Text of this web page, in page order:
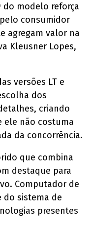
do modelo reforça
consumidor
agregam valor na
Kleusner Lopes,
versões LT e
dos
criando
ele não costuma
da concorrência.
que combina
destaque para
Computador de
sistema de
presentes